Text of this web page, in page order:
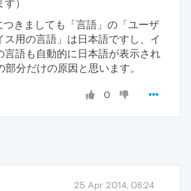
）
きましても「言語」の「ユーザ
ス用の言語」は日本語ですし、イ
言語も自動的に日本語が表示され
部分だけの原因と思います。
0
25 Apr 2014, 08:24